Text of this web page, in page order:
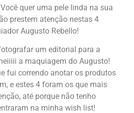
quer uma pele linda na sua
prestem atenção nestas 4
Augusto Rebello!
um editorial para a
a maquiagem do Augusto!
fui correndo anotar os produtos
e estes 4 foram os que mais
até porque não tenho
na minha wish list!